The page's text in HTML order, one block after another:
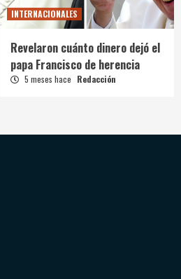
INTERNACIONALES
Revelaron cuánto dinero dejó el
papa Francisco de herencia
5 meses hace Redacción